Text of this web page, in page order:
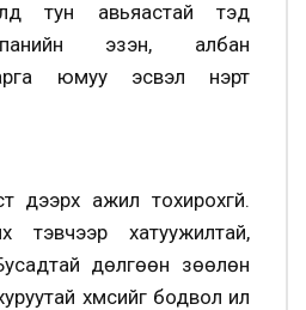
тун авьяастай тэд
эзэн, албан
юмуу эсвэл нэрт
дээрх ажил тохирохгүй.
хатуужилтай,
дөлгөөн зөөлөн
хүмүүсийг бодвол илүү